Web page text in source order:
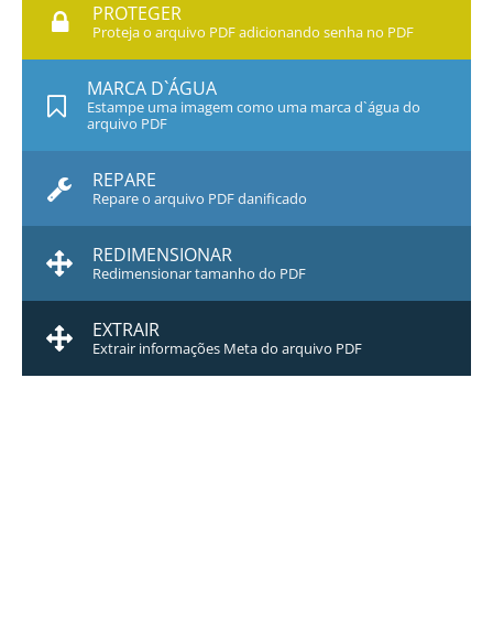
PROTEGER
Proteja o arquivo PDF adicionando senha no PDF
MARCA D`ÁGUA
Estampe uma imagem como uma marca d`água do
arquivo PDF
REPARE
Repare o arquivo PDF danificado
REDIMENSIONAR
Redimensionar tamanho do PDF
EXTRAIR
Extrair informações Meta do arquivo PDF